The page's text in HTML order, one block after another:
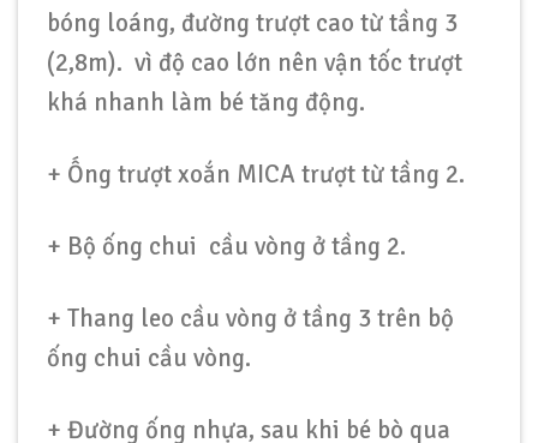
bóng loáng, đường trượt cao từ tầng 3
(2,8m). vì độ cao lớn nên vận tốc trượt
khá nhanh làm bé tăng động.
+ Ống trượt xoắn MICA trượt từ tầng 2.
+ Bộ ống chui cầu vòng ở tầng 2.
+ Thang leo cầu vòng ở tầng 3 trên bộ
ống chui cầu vòng.
+ Đường ống nhựa, sau khi bé bò qua